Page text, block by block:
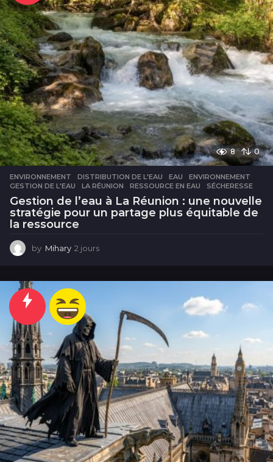
8 0
ENVIRONNEMENT DISTRIBUTION DE L'EAU ,EAU ,ENVIRONNEMENT
GESTION DE L'EAU
,LA RÉUNION ,RESSOURCE EN EAU ,SÉCHERESSE
Gestion de l’eau à La Réunion : une nouvelle
stratégie pour un partage plus équitable de
la ressource
by Mihary 2 jours
u